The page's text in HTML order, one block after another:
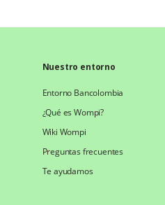
Nuestro entorno
Entorno Bancolombia
¿Qué es Wompi?
Wiki Wompi
Preguntas frecuentes
Te ayudamos